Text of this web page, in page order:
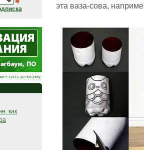
рекламу
как
эта ваза-сова,